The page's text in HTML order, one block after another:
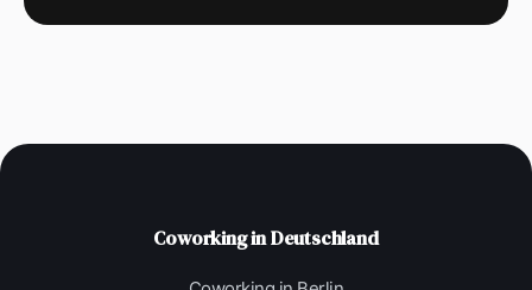
Coworking in Deutschland